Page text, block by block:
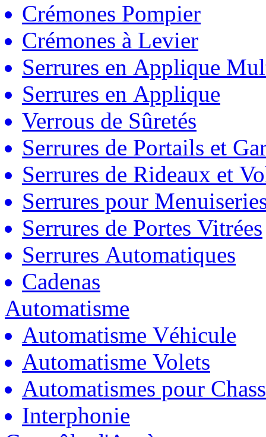
Crémones Pompier
Crémones à Levier
Serrures en Applique
Serrures en Applique
Verrous de Sûretés
Serrures de Portails et
Serrures de Rideaux et
Serrures pour
Serrures de Portes Vitrées
Serrures Automatiques
Cadenas
Automatisme
Automatisme Véhicule
Automatisme Volets
Automatismes pour
Interphonie